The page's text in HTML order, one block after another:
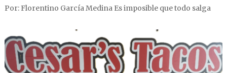
Por: Florentino García Medina Es imposible que todo salga